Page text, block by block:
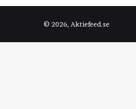
© 2026, Aktiefeed.se